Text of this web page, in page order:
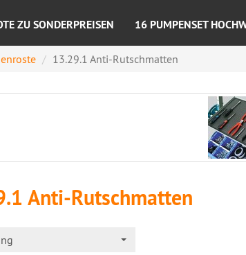
ZU SONDERPREISEN 16 PUMPENSET
13.29.1 Anti-Rutschmatten
Anti-Rutschmatten